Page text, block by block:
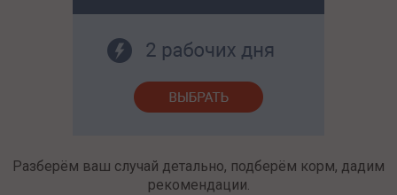
Разберём ваш случай детально, подберём корм, дадим
рекомендации.